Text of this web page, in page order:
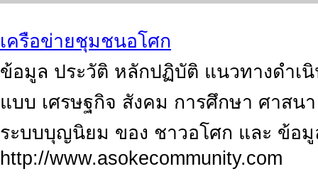
เครือข่ายชุมชนอโศก
ข้อมูล ประวัติ หลักปฏิบัติ แนวทางดำเ
แบบ เศรษฐกิจ สังคม การศึกษา ศาสน
ระบบบุญนิยม ของ ชาวอโศก และ ข้อ
http://www.asokecommunity.com